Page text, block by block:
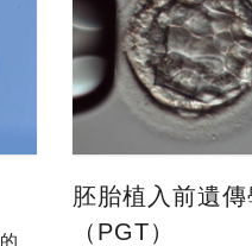
胚胎植入前遺傳
（PGT）